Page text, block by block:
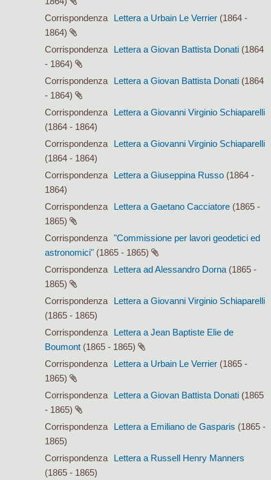
Corrispondenza
Lettera a Urbain Le Verrier (1864 -
1864)
Corrispondenza
Lettera a Giovan Battista Donati (1864
- 1864)
Corrispondenza
Lettera a Giovan Battista Donati (1864
- 1864)
Corrispondenza
Lettera a Giovanni Virginio Schiaparelli
(1864 - 1864)
Corrispondenza
Lettera a Giovanni Virginio Schiaparelli
(1864 - 1864)
Corrispondenza
Lettera a Giuseppina Russo (1864 -
1864)
Corrispondenza
Lettera a Gaetano Cacciatore (1865 -
1865)
Corrispondenza
"Commissione per lavori geodetici ed
astronomici" (1865 - 1865)
Corrispondenza
Lettera ad Alessandro Dorna (1865 -
1865)
Corrispondenza
Lettera a Giovanni Virginio Schiaparelli
(1865 - 1865)
Corrispondenza
Lettera a Jean Baptiste Elie de
Boumont (1865 - 1865)
Corrispondenza
Lettera a Urbain Le Verrier (1865 -
1865)
Corrispondenza
Lettera a Giovan Battista Donati (1865
- 1865)
Corrispondenza
Lettera a Emiliano de Gasparis (1865 -
1865)
Corrispondenza
Lettera a Russell Henry Manners
(1865 - 1865)